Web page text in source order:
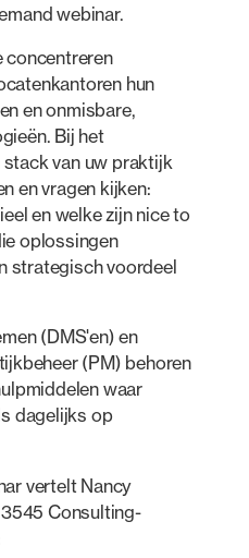
webinar.
concentreren
hun
en onmisbare,
Bij het
van uw praktijk
en vragen kijken:
en welke zijn nice to
oplossingen
strategisch voordeel
(DMS'en) en
(PM) behoren
waar
dagelijks op
vertelt Nancy
Consulting-